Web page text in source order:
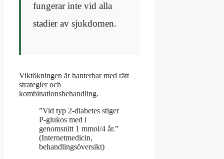
fungerar inte vid alla
stadier av sjukdomen.
Viktökningen är hanterbar med rätt
strategier och
kombinationsbehandling.
”Vid typ 2-diabetes stiger
P-glukos med i
genomsnitt 1 mmol/4 år.”
(Internetmedicin,
behandlingsöversikt)